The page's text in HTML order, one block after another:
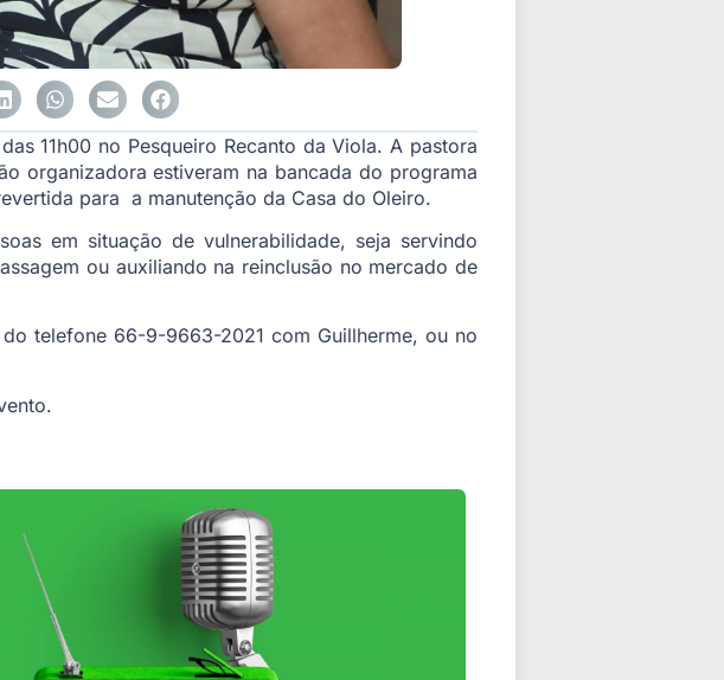
11h00 no Pesqueiro Recanto da Viola. A pastora
organizadora estiveram na bancada do programa
para a manutenção da Casa do Oleiro.
em situação de vulnerabilidade, seja servindo
ou auxiliando na reinclusão no mercado de
telefone 66-9-9663-2021 com Guillherme, ou no